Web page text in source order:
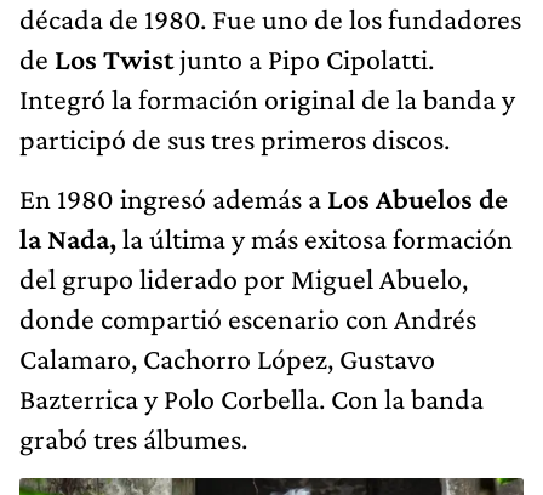
década de 1980. Fue uno de los fundadores
de Los Twistjunto a Pipo Cipolatti.
Integró la formación original de la banda y
participó de sus tres primeros discos.
En 1980 ingresó además a Los Abuelos de
la Nada,la última y más exitosa formación
del grupo liderado por Miguel Abuelo,
donde compartió escenario con Andrés
Calamaro, Cachorro López, Gustavo
Bazterrica y Polo Corbella. Con la banda
grabó tres álbumes.